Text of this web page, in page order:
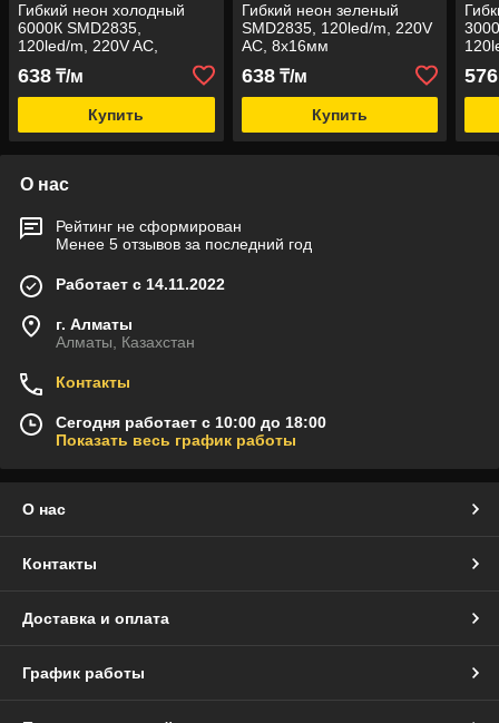
Гибкий неон холодный
6000К SMD2835,
120led/m, 220V AC,
8х16мм
638 ₸/м
Купить
Гибкий неон зеленый
SMD2835, 120led/m, 220V
AC, 8х16мм
638₸/м
Купить
576
О нас
Рейтинг не сформирован
Менее 5 отзывов за последний год
Работает с 14.11.2022
г. Алматы
Алматы, Казахстан
Контакты
Сегодня работает с 10:00 до 18:00
Показать весь график работы
О нас
Контакты
Доставка и оплата
График работы